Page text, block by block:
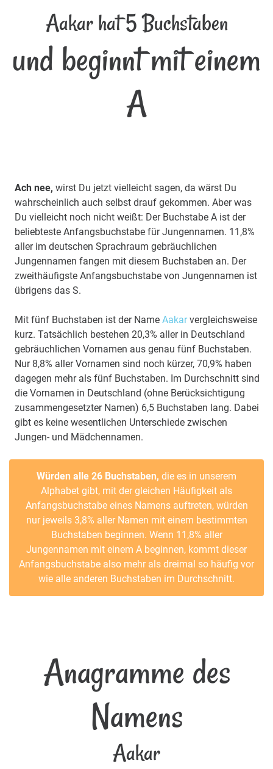
Aakar hat 5 Buchstaben
und beginnt mit einem
A
Ach nee, wirst Du jetzt vielleicht sagen, da wärst Du
wahrscheinlich auch selbst drauf gekommen. Aber was
Du vielleicht noch nicht weißt: Der Buchstabe A ist der
beliebteste Anfangsbuchstabe für Jungennamen. 11,8%
aller im deutschen Sprachraum gebräuchlichen
Jungennamen fangen mit diesem Buchstaben an. Der
zweithäufigste Anfangsbuchstabe von Jungennamen ist
übrigens das S.
Mit fünf Buchstaben ist der Name Aakarvergleichsweise
kurz. Tatsächlich bestehen 20,3% aller in Deutschland
gebräuchlichen Vornamen aus genau fünf Buchstaben.
Nur 8,8% aller Vornamen sind noch kürzer, 70,9% haben
dagegen mehr als fünf Buchstaben. Im Durchschnitt sind
die Vornamen in Deutschland (ohne Berücksichtigung
zusammengesetzter Namen) 6,5 Buchstaben lang. Dabei
gibt es keine wesentlichen Unterschiede zwischen
Jungen- und Mädchennamen.
Würden alle 26 Buchstaben, die es in unserem
Alphabet gibt, mit der gleichen Häufigkeit als
Anfangsbuchstabe eines Namens auftreten, würden
nur jeweils 3,8% aller Namen mit einem bestimmten
Buchstaben beginnen. Wenn 11,8% aller
Jungennamen mit einem A beginnen, kommt dieser
Anfangsbuchstabe also mehr als dreimal so häufig vor
wie alle anderen Buchstaben im Durchschnitt.
Anagramme des
Namens
Aakar